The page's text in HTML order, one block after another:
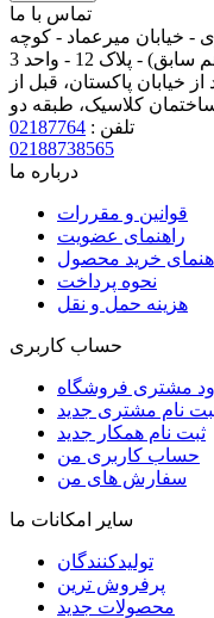
تماس با ما
- خیابان میرعماد - کوچه
- پلاک 12 - واحد 3
خیابان پاکستان، قبل از
تلفن : 02187764
02188738565
درباره ما
قوانین و مقررات
راهنمای عضویت
خرید محصول
نحوه پرداخت
هزینه حمل و نقل
حساب کاربری
مشتری فروشگاه
نام مشتری جدید
ثبت نام همکار جدید
حساب کاربری من
سفارش های من
سایر امکانات ما
تولیدکنندگان
پرفروش ترین
محصولات جدید